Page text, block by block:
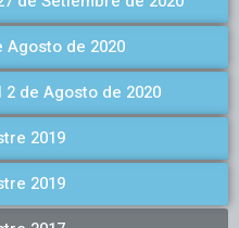
Agosto de 2020
de Agosto de 2020
2019
2019